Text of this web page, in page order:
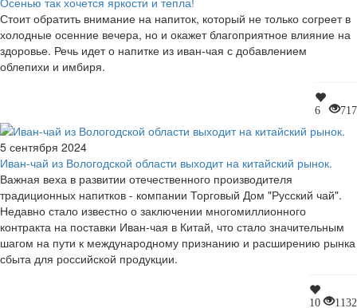
Стоит обратить внимание на напиток, который не только согреет в
холодные осенние вечера, но и окажет благоприятное влияние на
здоровье. Речь идет о напитке из иван-чая с добавлением
облепихи и имбиря.
6 717
5 сентября 2024
Иван-чай из Вологодской области выходит на китайский рынок.
Важная веха в развитии отечественного производителя
традиционных напитков - компании Торговый Дом "Русский чай".
Недавно стало известно о заключении многомиллионного
контракта на поставки Иван-чая в Китай, что стало значительным
шагом на пути к международному признанию и расширению рынка
сбыта для российской продукции.
10 1132